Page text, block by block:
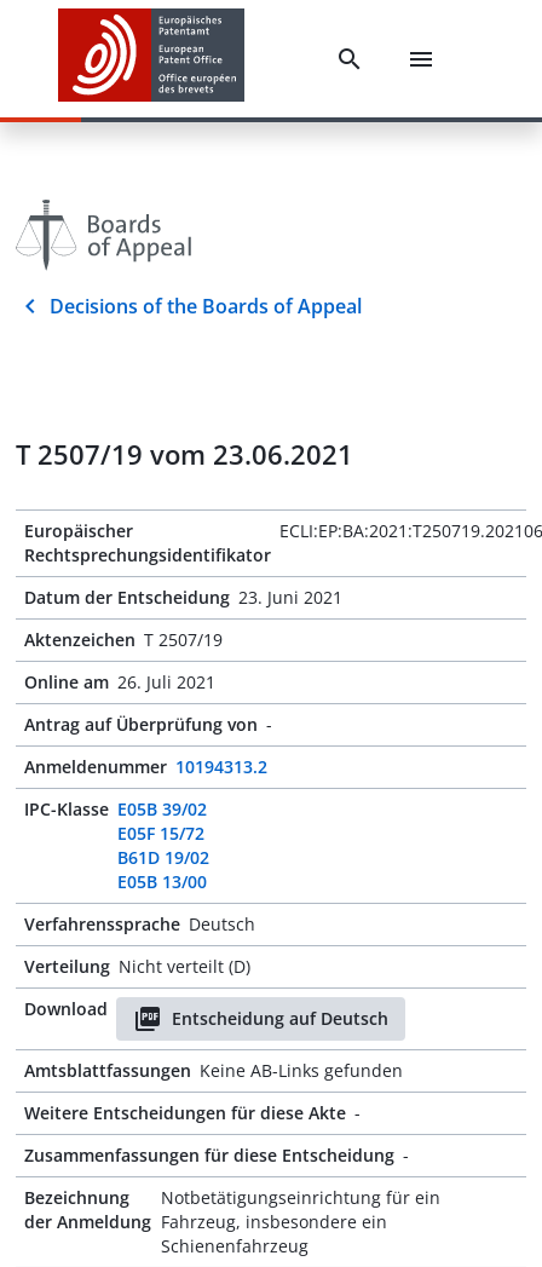
Decisions of the Boards of Appeal
T 2507/19 vom 23.06.2021
Europäischer
Rechtsprechungsidentifikator
Datum der Entscheidung 23. Juni 2021
Aktenzeichen T 2507/19
Online am 26. Juli 2021
Antrag auf Überprüfung von -
Anmeldenummer 10194313.2
IPC-Klasse E05B 39/02
E05F 15/72
B61D 19/02
E05B 13/00
Verfahrenssprache Deutsch
Verteilung Nicht verteilt (D)
Download
Entscheidung auf Deutsch
Amtsblattfassungen Keine AB-Links gefunden
Weitere Entscheidungen für diese Akte -
Zusammenfassungen für diese Entscheidung -
Bezeichnung
der Anmeldung
Notbetätigungseinrichtung für ein
Fahrzeug, insbesondere ein
Schienenfahrzeug